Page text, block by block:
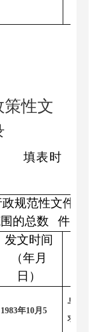
性文
填表时
规范性文件
的总数
件
发文时间
（年月
日）
1983年10月 5
与《
求不